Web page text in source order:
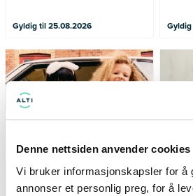
Denne nettsiden anvender cookies
Vi bruker informasjonskapsler for å
annonser et personlig preg, for å
Gyldig til 25.08.2026
(gjelder ikke Newbie) Tilbudet
gjelder i perioden 7.8-17.8